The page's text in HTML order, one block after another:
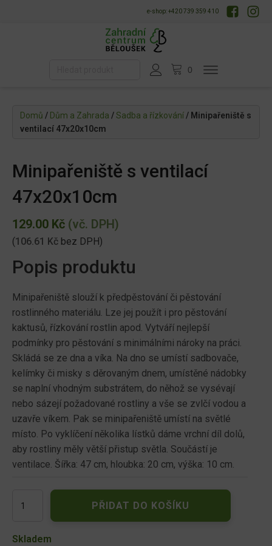
e-shop: +420 739 359 410
Domů / Dům a Zahrada /Sadba a řízkování/ Minipařeniště s
ventilací 47x20x10cm
Minipařeniště s ventilací
47x20x10cm
129.00 Kč (vč. DPH)
(106.61 Kč bez DPH)
Popis produktu
Minipařeniště slouží k předpěstování či pěstování
rostlinného materiálu. Lze jej použít i pro pěstování
kaktusů, řízkování rostlin apod. Vytváří nejlepší
podmínky pro pěstování s minimálními nároky na práci.
Skládá se ze dna a víka. Na dno se umístí sadbovače,
kelímky či misky s děrovaným dnem, umístěné nádobky
se naplní vhodným substrátem, do něhož se vysévají
nebo sázejí požadované rostliny a vše se zvlčí vodou a
uzavře víkem. Pak se minipařeniště umístí na světlé
místo. Po vyklíčení několika lístků dáme vrchní díl dolů,
aby rostliny měly větší přistup světla. Součástí je
ventilace. Šířka: 47 cm, hloubka: 20 cm, výška: 10 cm.
47x20x10cm
PŘIDAT DO KOŠÍKU
Skladem